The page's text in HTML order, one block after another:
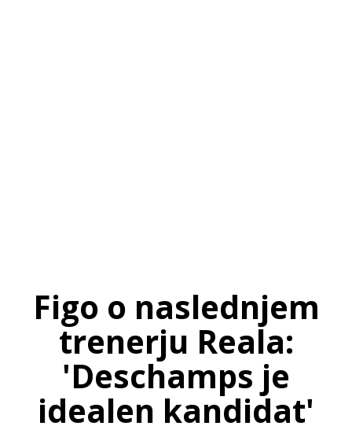
Figo o naslednjem
trenerju Reala:
'Deschamps je
idealen kandidat'